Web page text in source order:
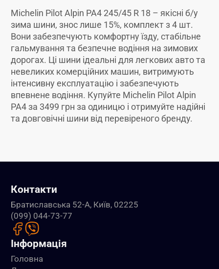
Michelin Pilot Alpin PA4 245/45 R 18 – якісні б/у
зима шини, знос лише 15%, комплект з 4 шт.
Вони забезпечують комфортну їзду, стабільне
гальмування та безпечне водіння на зимових
дорогах. Ці шини ідеальні для легкових авто та
невеликих комерційних машин, витримують
інтенсивну експлуатацію і забезпечують
впевнене водіння. Купуйте Michelin Pilot Alpin
PA4 за 3499 грн за одиницю і отримуйте надійні
та довговічні шини від перевіреного бренду.
Контакти
Братиславська 52-А, Київ, 02225
(099) 044-73-77
Інформація
Головна